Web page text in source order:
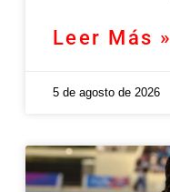
Leer Más »
5 de agosto de 2026